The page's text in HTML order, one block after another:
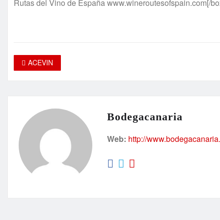
Rutas del Vino de España www.wineroutesofspain.com[/
ACEVIN
Bodegacanaria
Web: http://